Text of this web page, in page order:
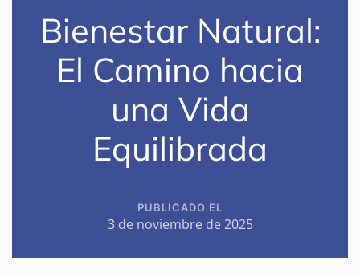
Bienestar Natural:
El Camino hacia
una Vida
Equilibrada
PUBLICADO EL
3 de noviembre de 2025